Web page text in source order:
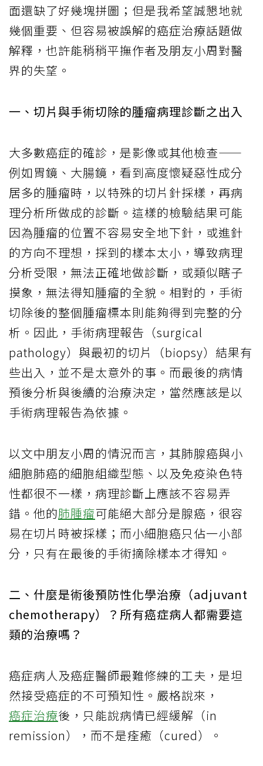
面還缺了好幾塊拼圖；但是我希望誠懇地就
幾個重要、但容易被誤解的癌症治療話題做
解釋，也許能稍稍平撫作者及朋友小周對醫
界的失望。
一、切片與手術切除的腫瘤病理診斷之出入
大多數癌症的確診，是影像或其他檢查——
例如胃鏡、大腸鏡，看到高度懷疑惡性成分
居多的腫瘤時，以特殊的切片針採樣，再病
理分析所做成的診斷。這樣的檢驗結果可能
因為腫瘤的位置不容易安全地下針，或進針
的方向不理想，採到的樣本太小，導致病理
分析受限，無法正確地做診斷，或類似瞎子
摸象，無法得知腫瘤的全貌。相對的，手術
切除後的整個腫瘤標本則能夠得到完整的分
析。因此，手術病理報告（surgical
pathology）與最初的切片（biopsy）結果有
些出入，並不是太意外的事。而最後的病情
預後分析與後續的治療決定，當然應該是以
手術病理報告為依據。
以文中朋友小周的情況而言，其肺腺癌與小
細胞肺癌的細胞組織型態、以及免疫染色特
性都很不一樣，病理診斷上應該不容易弄
錯。他的肺腫瘤可能絕大部分是腺癌，很容
易在切片時被採樣；而小細胞癌只佔一小部
分，只有在最後的手術摘除樣本才得知。
二、什麼是術後預防性化學治療（adjuvant
chemotherapy）？所有癌症病人都需要這
類的治療嗎？
癌症病人及癌症醫師最難修練的工夫，是坦
然接受癌症的不可預知性。嚴格說來，
癌症治療後，只能說病情已經緩解（in
remission），而不是痊癒（cured）。